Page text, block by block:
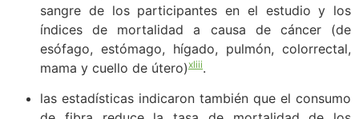
sangre de los participantes en el estudio y los
índices de mortalidad a causa de cáncer (de
esófago, estómago, hígado, pulmón, colorrectal,
mama y cuello de útero)xliii.
las estadísticas indicaron también que el consumo